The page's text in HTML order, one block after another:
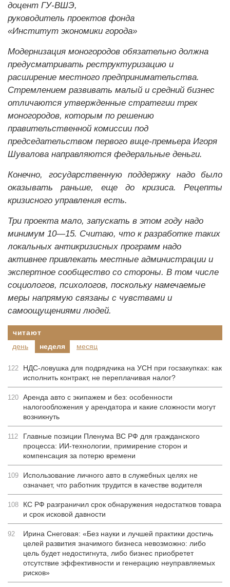
доцент ГУ-ВШЭ,
руководитель проектов фонда
«Институт экономики города»
Модернизация моногородов обязательно должна
предусматривать реструктуризацию и
расширение местного предпринимательства.
Стремлением развивать малый и средний бизнес
отличаются утвержденные стратегии трех
моногородов, которым по решению
правительственной комиссии под
председательством первого вице-премьера Игоря
Шувалова направляются федеральные деньги.
Конечно, государственную поддержку надо было
оказывать раньше, еще до кризиса. Рецепты
кризисного управления есть.
Три проекта мало, запускать в этом году надо
минимум 10—15. Считаю, что к разработке таких
локальных антикризисных программ надо
активнее привлекать местные администрации и
экспертное сообщество со стороны. В том числе
социологов, психологов, поскольку намечаемые
меры напрямую связаны с чувствами и
самоощущениями людей.
читают
день
неделя месяц
122
НДС-ловушка для подрядчика на УСН при госзакупках: как
исполнить контракт, не переплачивая налог?
120 Аренда авто с экипажем и без: особенности
налогообложения у арендатора и какие сложности могут
возникнуть
112
Главные позиции Пленума ВС РФ для гражданского
процесса: ИИ-технологии, примирение сторон и
компенсация за потерю времени
109
Использование личного авто в служебных целях не
означает, что работник трудится в качестве водителя
108
КС РФ разграничил срок обнаружения недостатков товара
и срок исковой давности
92
Ирина Снеговая: «Без науки и лучшей практики достичь
целей развития значимого бизнеса невозможно: либо
цель будет недостигнута, либо бизнес приобретет
отсутствие эффективности и генерацию неуправляемых
рисков»